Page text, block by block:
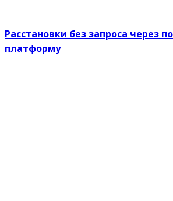
Расстановки без запроса через
платформу